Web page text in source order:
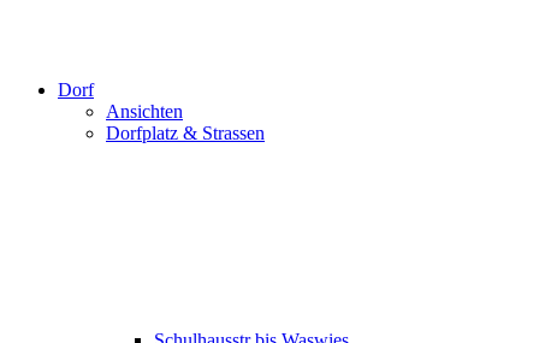
Dorf
Ansichten
Dorfplatz & Strassen